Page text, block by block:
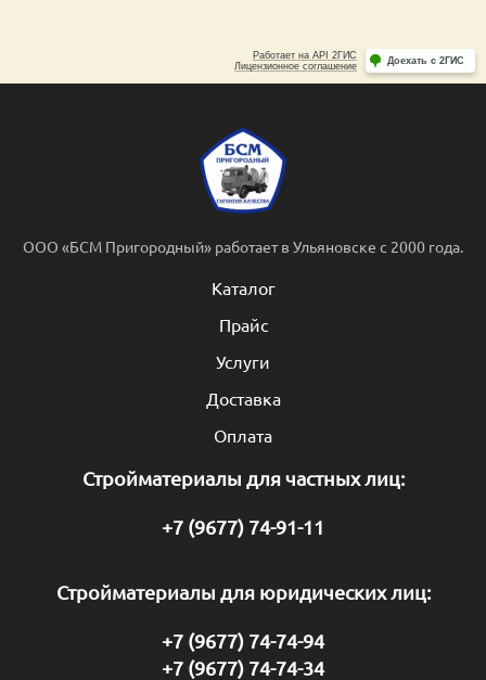
ООО «БСМ Пригородный» работает в Ульяновске с 2000 года.
Каталог
Прайс
Услуги
Доставка
Оплата
Стройматериалы для частных лиц:
+7 (9677) 74-91-11
Стройматериалы для юридических лиц:
+7 (9677) 74-74-94
+7 (9677) 74-74-34